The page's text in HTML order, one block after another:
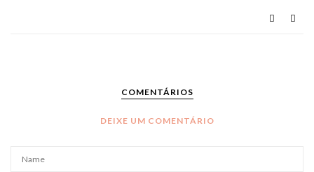
COMENTÁRIOS
DEIXE UM COMENTÁRIO